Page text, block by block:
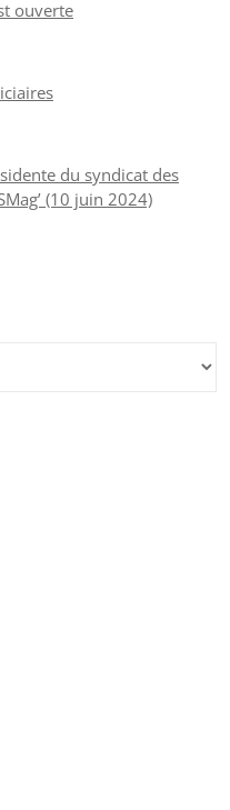
ouverte
du syndicat des
(10 juin 2024)